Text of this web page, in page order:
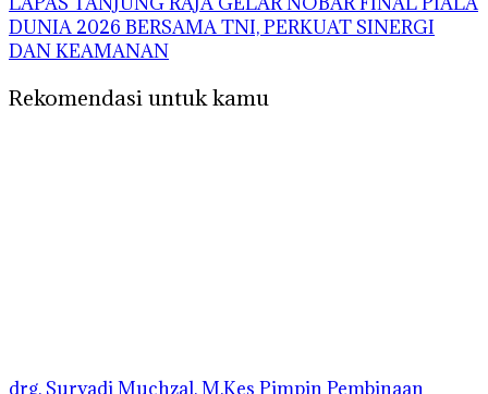
DUNIA 2026 BERSAMA TNI, PERKUAT SINERGI
DAN KEAMANAN
Rekomendasi untuk kamu
drg. Suryadi Muchzal, M.Kes Pimpin Pembinaan